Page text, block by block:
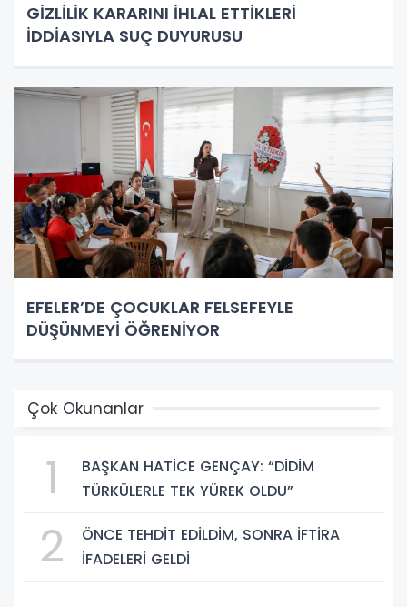
GİZLİLİK KARARINI İHLAL ETTİKLERİ
İDDİASIYLA SUÇ DUYURUSU
EFELER’DE ÇOCUKLAR FELSEFEYLE
DÜŞÜNMEYİ ÖĞRENİYOR
Çok Okunanlar
1
BAŞKAN HATİCE GENÇAY: “DİDİM
TÜRKÜLERLE TEK YÜREK OLDU”
2
ÖNCE TEHDİT EDİLDİM, SONRA İFTİRA
İFADELERİ GELDİ